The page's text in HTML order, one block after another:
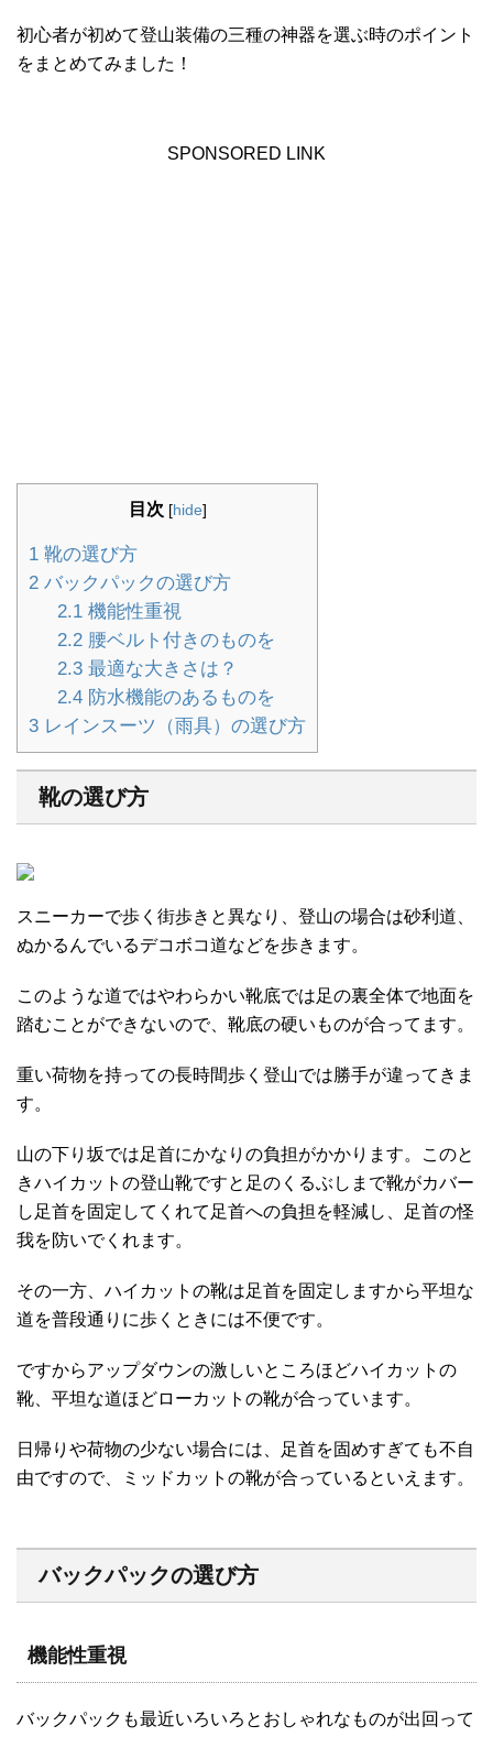
初心者が初めて登山装備の三種の神器を選ぶ時のポイント
をまとめてみました！
SPONSORED LINK
目次 [hide]
1 靴の選び方
2 バックパックの選び方
2.1機能性重視
2.2腰ベルト付きのものを
2.3最適な大きさは？
2.4防水機能のあるものを
3 レインスーツ（雨具）の選び方
靴の選び方
スニーカーで歩く街歩きと異なり、登山の場合は砂利道、
ぬかるんでいるデコボコ道などを歩きます。
このような道ではやわらかい靴底では足の裏全体で地面を
踏むことができないので、靴底の硬いものが合ってます。
重い荷物を持っての長時間歩く登山では勝手が違ってきま
す。
山の下り坂では足首にかなりの負担がかかります。このと
きハイカットの登山靴ですと足のくるぶしまで靴がカバー
し足首を固定してくれて足首への負担を軽減し、足首の怪
我を防いでくれます。
その一方、ハイカットの靴は足首を固定しますから平坦な
道を普段通りに歩くときには不便です。
ですからアップダウンの激しいところほどハイカットの
靴、平坦な道ほどローカットの靴が合っています。
日帰りや荷物の少ない場合には、足首を固めすぎても不自
由ですので、ミッドカットの靴が合っているといえます。
バックパックの選び方
機能性重視
バックパックも最近いろいろとおしゃれなものが出回って